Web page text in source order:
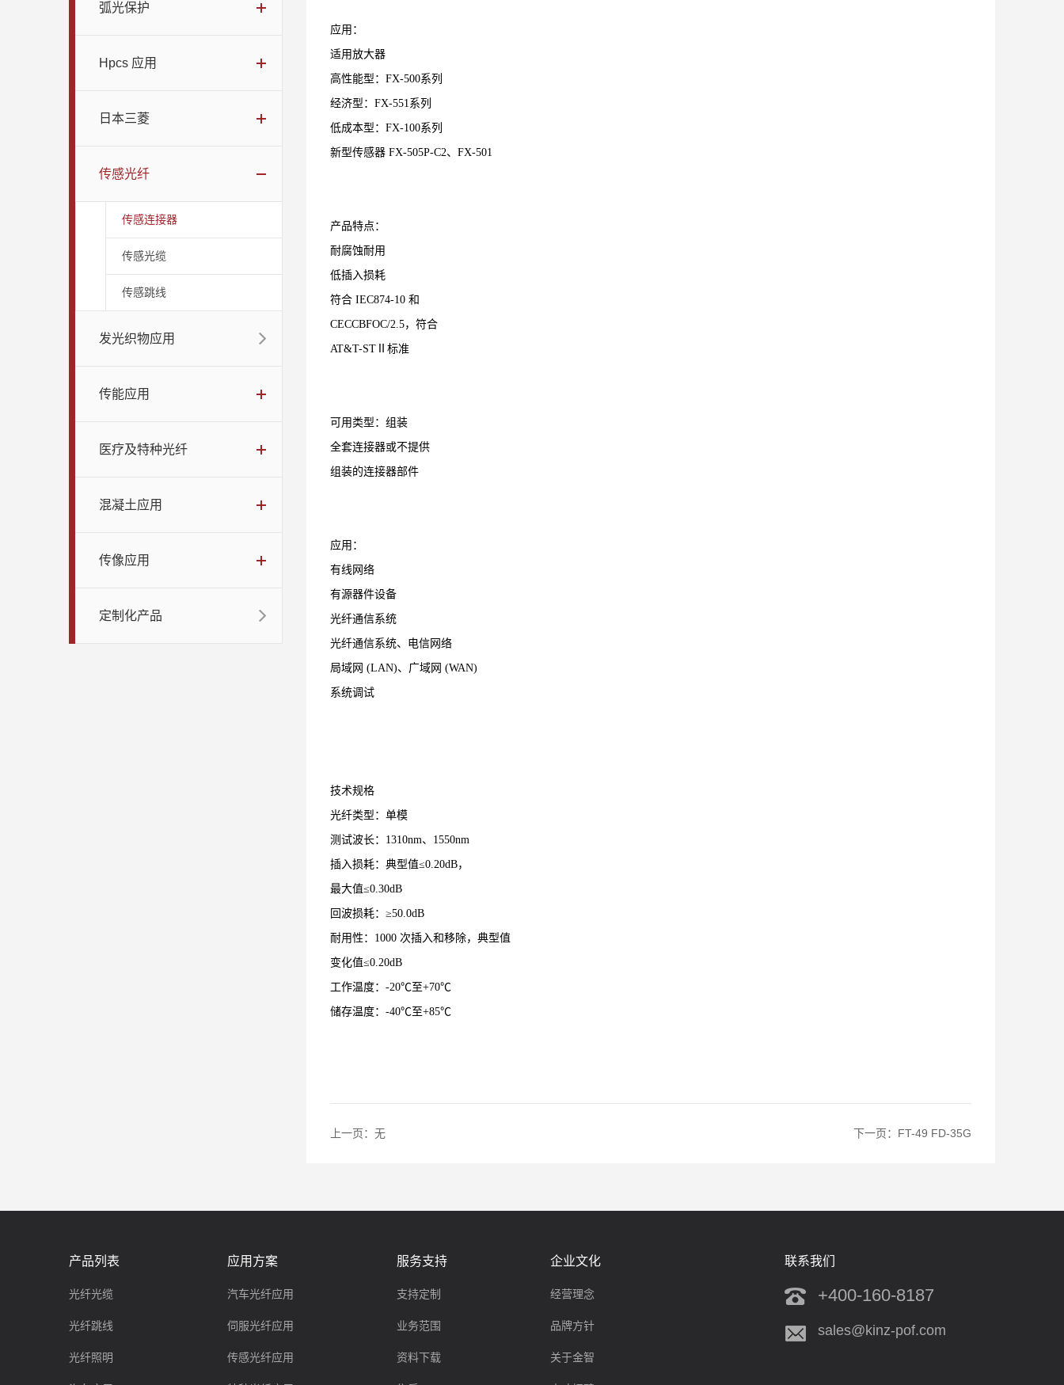
弧光保护
Hpcs 应用
日本三菱
传感光纤
传感连接器
传感光缆
传感跳线
发光织物应用
传能应用
医疗及特种光纤
混凝土应用
传像应用
定制化产品
应用：
适用放大器
高性能型： FX-500系列
经济型： FX-551系列
低成本型： FX-100系列
新型传感器 FX-505P-C2、 FX-501
产品特点：
耐腐蚀耐用
低插入损耗
符合 IEC874-10 和
CECCBFOC/2.5，符合
AT&T-STⅡ 标准
可用类型：组装
全套连接器或不提供
组装的连接器部件
应用：
有线网络
有源器件设备
光纤通信系统
光纤通信系统、电信网络
局域网 (LAN)、广域网 (WAN)
系统调试
技术规格
光纤类型：单模
测试波长： 1310nm、 1550nm
插入损耗：典型值≤0.20dB，
最大值≤0.30dB
回波损耗： ≥50.0dB
耐用性： 1000 次插入和移除，典型值
变化值≤0.20dB
工作温度： -20℃至+70℃
储存温度： -40℃至+85℃
上一页： 无 下一页： FT-49 FD-35G
产品列表
光纤光缆
光纤跳线
光纤照明
应用方案
汽车光纤应用
伺服光纤应用
传感光纤应用
服务支持
支持定制
业务范围
资料下载
企业文化
经营理念
品牌方针
关于金智
联系我们
+400-160-8187
sales@kinz-pof.com